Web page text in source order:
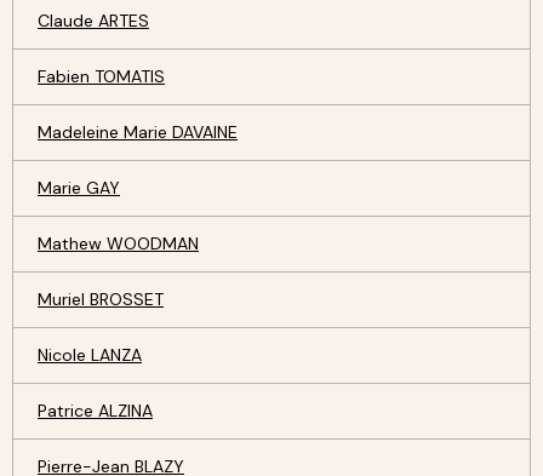
Claude ARTES
Fabien TOMATIS
Madeleine Marie DAVAINE
Marie GAY
Mathew WOODMAN
Muriel BROSSET
Nicole LANZA
Patrice ALZINA
Pierre-Jean BLAZY